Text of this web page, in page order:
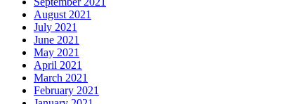
August 2021
July 2021
June 2021
May 2021
April 2021
March 2021
February 2021